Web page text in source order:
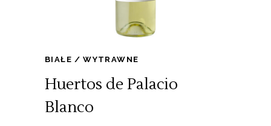
BIAŁE WYTRAWNE
Huertos de Palacio
Blanco